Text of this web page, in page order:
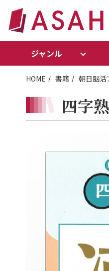
ジャンル
HOME 書籍 朝日脳活
四字